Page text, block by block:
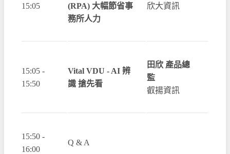
15:05
(RPA) 大幅節省事
務所人力
欣大資訊
15:05 -
15:50
Vital VDU - AI 辨
識 搶先看
田欣 產品總
監
叡揚資訊
15:50 -
16:00
Q & A